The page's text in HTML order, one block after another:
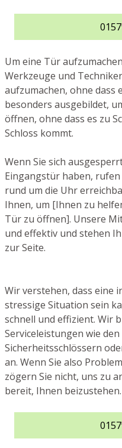
Um eine Tür
Werkzeuge und
aufzumachen, ohne dass
besonders ausgebildet,
öffnen, ohne dass es zu
Schloss kommt.
Wenn Sie sich
Eingangstür haben, rufen
rund um die Uhr
Ihnen, um [Ihnen zu
Tür zu öffnen]. Unsere
und effektiv und stehen
zur Seite.
Wir verstehen, dass eine
stressige Situation sein
schnell und effizient. Wir
Serviceleistungen wie
Sicherheitsschlössern
an. Wenn Sie also
zögern Sie nicht, uns zu
bereit, Ihnen beizustehen.